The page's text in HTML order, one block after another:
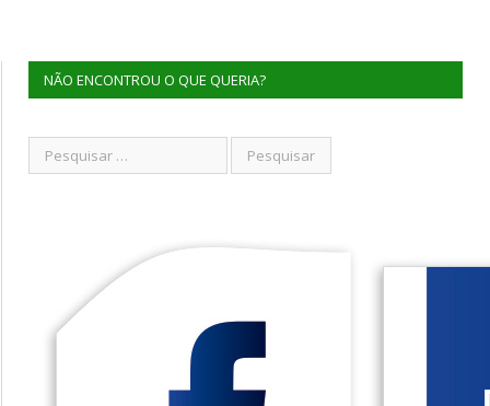
NÃO ENCONTROU O QUE QUERIA?